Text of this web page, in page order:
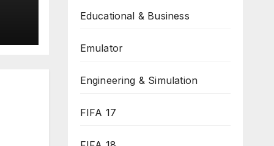
Educational & Business
Emulator
Engineering & Simulation
FIFA 17